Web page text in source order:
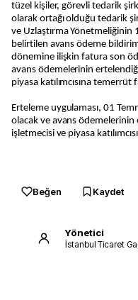
tüzel kişiler, görevli tedarik
olarak ortağı olduğu tedarik
ve Uzlaştırma Yönetmeliğinin
belirtilen avans ödeme
dönemine ilişkin fatura son
avans ödemelerinin
piyasa katılımcısına
Erteleme uygulaması, 01
olacak ve avans
işletmecisi ve piyasa
Beğen Kaydet
Yönetici
İstanbul Ticaret